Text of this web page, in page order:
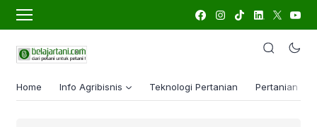
Home Info Agribisnis Teknologi Pertanian Pertanian